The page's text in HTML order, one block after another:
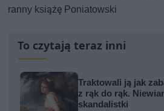
ranny książę Poniatowski
To czytają teraz inni
Traktowali ją jak
z rąk do rąk.
skandalistki